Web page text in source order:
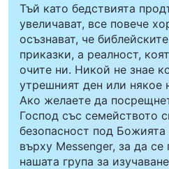
Тъй като бедствията
увеличават, все повече
осъзнават, че
приказки, а реалност,
очите ни. Никой не знае
утрешният ден или някое
Ако желаете да
Господ със семейството
безопасност под Божията
върху Messenger, за да
нашата група за